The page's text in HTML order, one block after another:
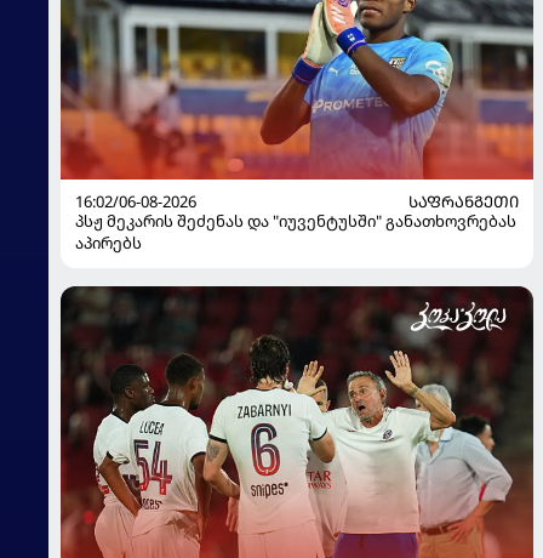
16:02/06-08-2026
ᲡᲐᲤᲠᲐᲜᲒᲔᲗᲘ
პსჟ მეკარის შეძენას და "იუვენტუსში" განათხოვრებას
აპირებს